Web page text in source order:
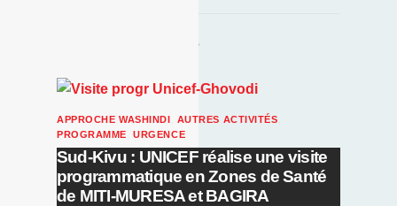
RELATED POSTS
APPROCHE WASHINDI AUTRES ACTIVITÉS
PROGRAMME ,URGENCE
Sud-Kivu : UNICEF réalise une visite
programmatique en Zones de Santé
de MITI-MURESA et BAGIRA